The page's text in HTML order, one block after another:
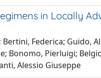
in Locally
Federica; Guido,
Bonomo, Pierluigi;
Alessio Giuseppe